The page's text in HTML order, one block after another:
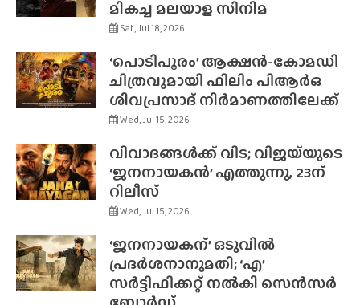
മികച്ച മലയാള സിനിമ
Sat, Jul 18, 2026
‘പൊടിപൂരം’ ആക്ഷൻ-കോമഡി
ചിത്രവുമായി ഫിലിം പിആർഒ
ശിവപ്രസാദ് നിർമാണത്തിലേക്ക്
Wed, Jul 15, 2026
വിവാദങ്ങൾക്ക് വിട; വിജയ്‌യുടെ
‘ജനനായകൻ’ എത്തുന്നു, 23ന്
റിലീസ്
Wed, Jul 15, 2026
‘ജനനായകന്’ ഒടുവിൽ
പ്രദർശനാനുമതി; ‘എ’
സർട്ടിഫിക്കറ്റ് നൽകി സെൻസർ